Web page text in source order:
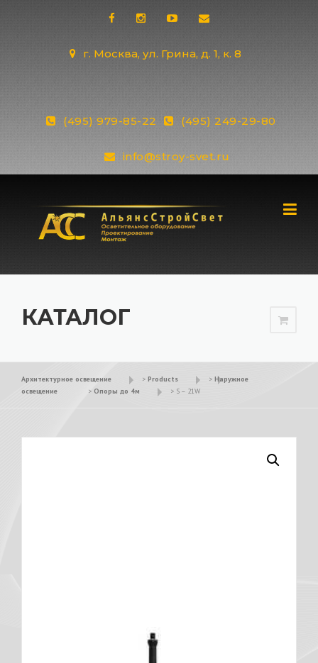
г. Москва, ул. Грина, д. 1, к. 8
(495) 979-85-22 (495) 249-29-80
info@stroy-svet.ru
КАТАЛОГ
Архитектурное освещение > Products > Наружное
освещение
> Опоры до 4м > S – 21W